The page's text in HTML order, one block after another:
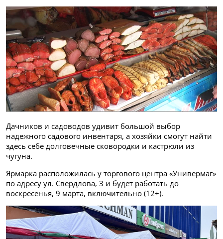
Дачников и садоводов удивит большой выбор
надежного садового инвентаря, а хозяйки смогут найти
здесь себе долговечные сковородки и кастрюли из
чугуна.
Ярмарка расположилась у торгового центра «Универмаг»
по адресу ул. Свердлова, 3 и будет работать до
воскресенья, 9 марта, включительно (12+).